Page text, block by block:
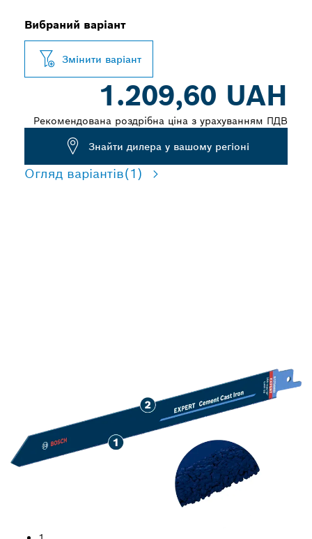
Вибраний варіант
Змінити варіант
1.209,60 UAH
Рекомендована роздрібна ціна з урахуванням ПДВ
Знайти дилера у вашому регіоні
Огляд варіантів(1)